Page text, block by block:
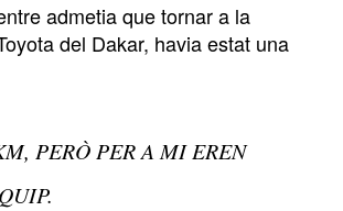
admetia que tornar a la
del Dakar, havia estat una
PERÒ PER A MI EREN